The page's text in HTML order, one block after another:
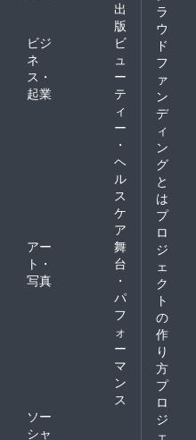
出
版
ビジ
ネ
ス・
起業
ビ
ュ
ー
テ
ィ
ー
・
ヘ
ル
ス
ケ
ア
アー
ト・
写真
舞
台
・
パ
フ
ォ
ー
マ
ン
ス
ソー
シャ
ラ
ウ
ド
フ
ァ
ン
デ
ィ
ン
グ
と
は
プ
ロ
ジ
ェ
ク
ト
の
作
り
方
プ
ロ
ジ
ェ